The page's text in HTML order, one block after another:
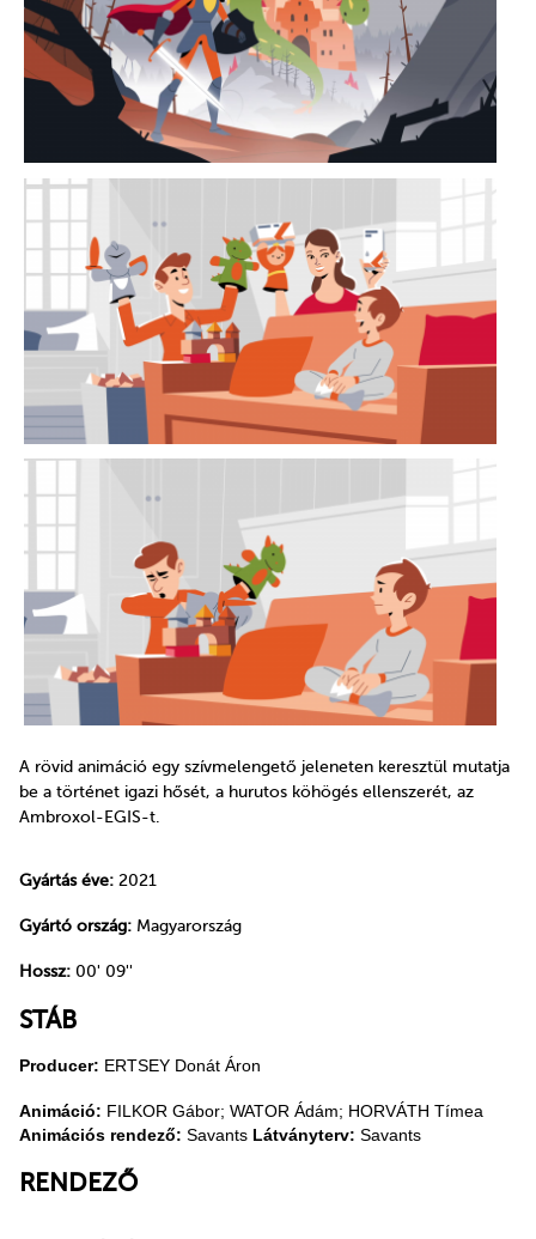
A rövid animáció egy szívmelengető jeleneten keresztül mutatja
be a történet igazi hősét, a hurutos köhögés ellenszerét, az
Ambroxol-EGIS-t.
Gyártás éve: 2021
Gyártó ország: Magyarország
Hossz: 00' 09''
STÁB
Producer: ERTSEY Donát Áron
Animáció: FILKOR Gábor; WATOR Ádám; HORVÁTH Tímea
Animációs rendező: Savants Látványterv: Savants
RENDEZŐ